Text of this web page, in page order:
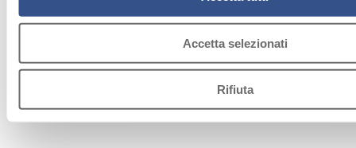
Accetta selezionati
Rifiuta
ACCESSORI